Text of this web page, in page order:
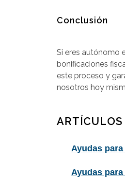
Conclusión
Si eres autónomo
bonificaciones
este proceso y
nosotros hoy
ARTÍCULOS
Ayudas
Ayudas